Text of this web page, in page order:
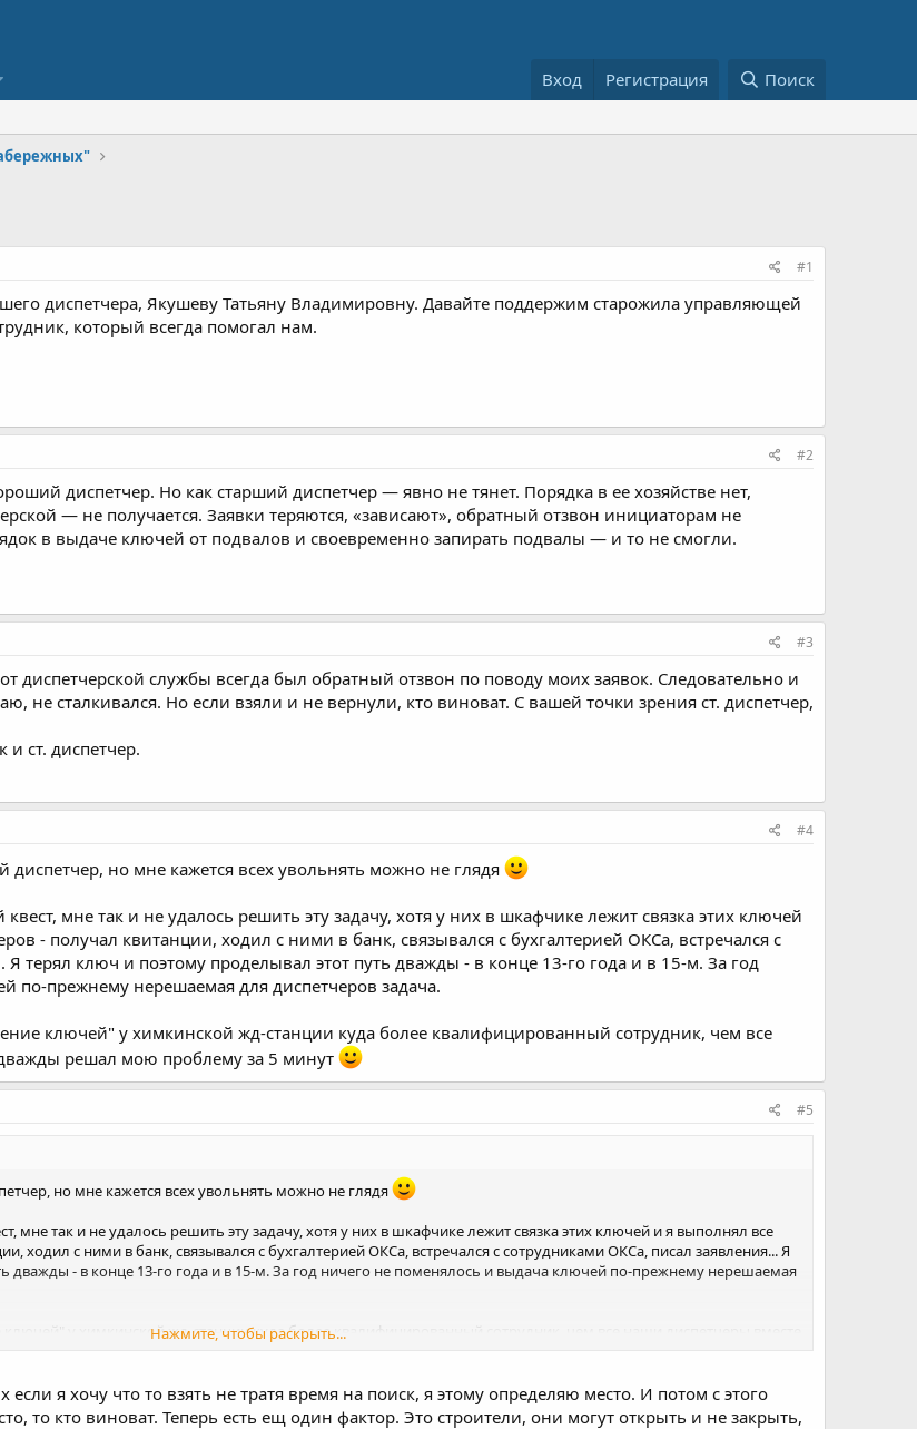
Вход Регистрация Поиск
#1
диспетчера, Якушеву Татьяну Владимировну. Давайте поддержим старожила управляющей
который всегда помогал нам.
#2
диспетчер. Но как старший диспетчер — явно не тянет. Порядка в ее хозяйстве нет,
— не получается. Заявки теряются, «зависают», обратный отзвон инициаторам не
в выдаче ключей от подвалов и своевременно запирать подвалы — и то не смогли.
#3
диспетчерской службы всегда был обратный отзвон по поводу моих заявок. Следовательно и
не сталкивался. Но если взяли и не вернули, кто виноват. С вашей точки зрения ст. диспетчер,
и ст. диспетчер.
#4
но мне кажется всех увольнять можно не глядя
мне так и не удалось решить эту задачу, хотя у них в шкафчике лежит связка этих ключей
- получал квитанции, ходил с ними в банк, связывался с бухгалтерией ОКСа, встречался с
терял ключ и поэтому проделывал этот путь дважды - в конце 13-го года и в 15-м. За год
по-прежнему нерешаемая для диспетчеров задача.
ключей" у химкинской жд-станции куда более квалифицированный сотрудник, чем все
решал мою проблему за 5 минут
#5
но мне кажется всех увольнять можно не глядя
мне так и не удалось решить эту задачу, хотя у них в шкафчике лежит связка этих ключей и я выполнял все
ходил с ними в банк, связывался с бухгалтерией ОКСа, встречался с сотрудниками ОКСа, писал заявления... Я
дважды - в конце 13-го года и в 15-м. За год ничего не поменялось и выдача ключей по-прежнему нерешаемая
ключей" у химкинской жд-станции куда более квалифицированный сотрудник, чем все наши диспетчеры вместе
Нажмите, чтобы раскрыть...
я хочу что то взять не тратя время на поиск, я этому определяю место. И потом с этого
то кто виноват. Теперь есть ещ один фактор. Это строители, они могут открыть и не закрыть,